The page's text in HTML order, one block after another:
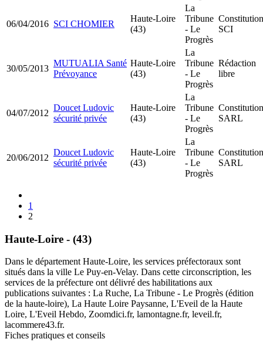
06/04/2016 SCI CHOMIER
Haute-Loire
(43)
La
Tribune
- Le
Progrès
Constitution
SCI
30/05/2013
MUTUALIA Santé
Prévoyance
Haute-Loire
(43)
La
Tribune
- Le
Progrès
Rédaction
libre
04/07/2012
Doucet Ludovic
sécurité privée
Haute-Loire
(43)
La
Tribune
- Le
Progrès
Constitution
SARL
20/06/2012
Doucet Ludovic
sécurité privée
Haute-Loire
(43)
La
Tribune
- Le
Progrès
Constitution
SARL
1
2
Haute-Loire - (43)
Dans le département Haute-Loire, les services préfectoraux sont
situés dans la ville Le Puy-en-Velay. Dans cette circonscription, les
services de la préfecture ont délivré des habilitations aux
publications suivantes : La Ruche, La Tribune - Le Progrès (édition
de la haute-loire), La Haute Loire Paysanne, L'Eveil de la Haute
Loire, L'Eveil Hebdo, Zoomdici.fr, lamontagne.fr, leveil.fr,
lacommere43.fr.
Fiches pratiques et conseils